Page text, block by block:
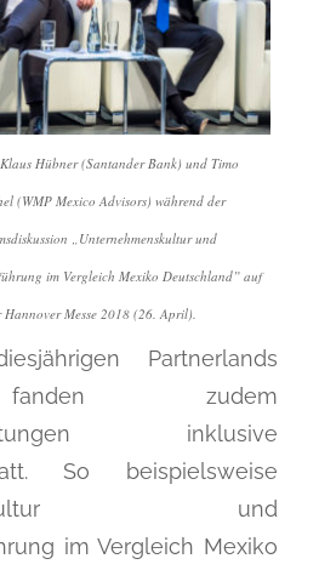
Hübner (Santander Bank) und Timo
(WMP Mexico Advisors) während der
„Unternehmenskultur und
im Vergleich Mexiko Deutschland” auf
Hannover Messe 2018 (26. April).
Partnerlands
zudem
inklusive
So beispielsweise
und
im Vergleich Mexiko